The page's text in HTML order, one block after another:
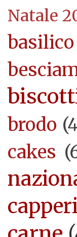
Natale
basilico
brodo
cakes
capperi